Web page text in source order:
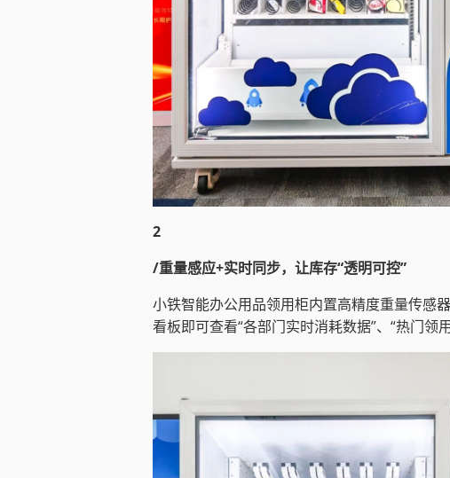
2
/重量感应+实时同步，让库存“透明可控”
小铁智能办公用品领用柜内置高精度重量传感
看板即可查看“各部门实时消耗数据”、“热门领